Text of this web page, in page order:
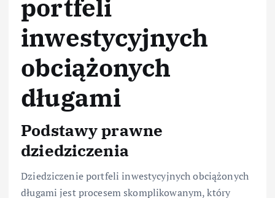
portfeli
inwestycyjnych
obciążonych
długami
Podstawy prawne
dziedziczenia
Dziedziczenie portfeli inwestycyjnych obciążonych
długami jest procesem skomplikowanym, który